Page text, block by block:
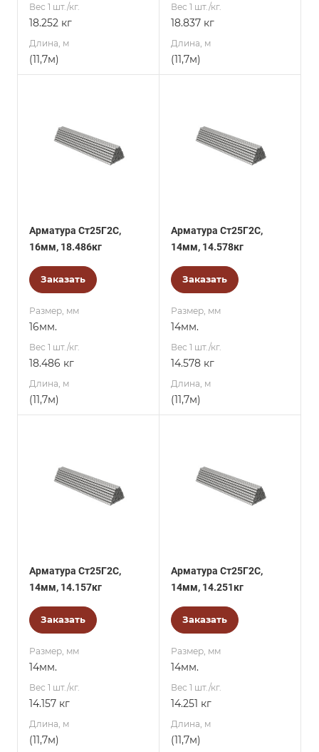
Вес 1 шт./кг.
18.252 кг
Длина, м
(11,7м)
Вес 1 шт./кг.
18.837 кг
Длина, м
(11,7м)
Арматура Ст25Г2С,
16мм, 18.486кг
Заказать
Размер, мм
16мм.
Вес 1 шт./кг.
18.486 кг
Длина, м
(11,7м)
Арматура Ст25Г2С,
14мм, 14.578кг
Заказать
Размер, мм
14мм.
Вес 1 шт./кг.
14.578 кг
Длина, м
(11,7м)
Арматура Ст25Г2С,
14мм, 14.157кг
Заказать
Размер, мм
14мм.
Вес 1 шт./кг.
14.157 кг
Длина, м
(11,7м)
Арматура Ст25Г2С,
14мм, 14.251кг
Заказать
Размер, мм
14мм.
Вес 1 шт./кг.
14.251 кг
Длина, м
(11,7м)